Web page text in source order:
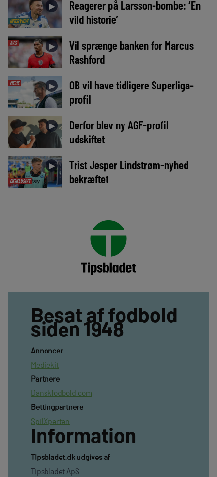
INTERVIEW
►
Reagerer på Larsson-bombe: ‘En
vild historie’
AVIS ►
Vil sprænge banken for Marcus
Rashford
MEDIE ►
OB vil have tidligere Superliga-
profil
►
Derfor blev ny AGF-profil
udskiftet
EKSKLUSIVT
►
Trist Jesper Lindstrøm-nyhed
bekræftet
Besat af fodbold
siden 1948
Annoncer
Mediekit
Partnere
Danskfodbold.com
Bettingpartnere
SpilXperten
Information
TIpsbladet.dk udgives af
Tipsbladet ApS